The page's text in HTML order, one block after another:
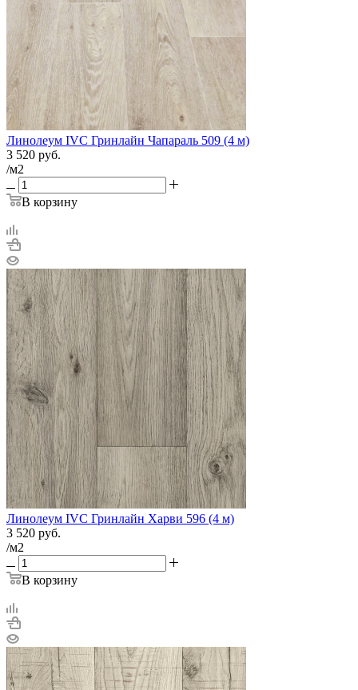
Линолеум IVC Гринлайн Чапараль 509 (4 м)
3 520 руб.
/м2
В корзину
Линолеум IVC Гринлайн Харви 596 (4 м)
3 520 руб.
/м2
В корзину